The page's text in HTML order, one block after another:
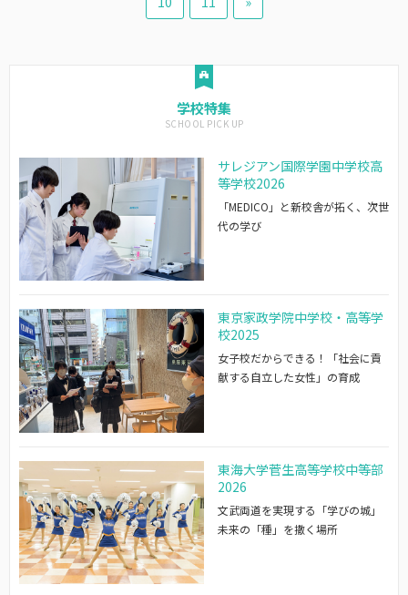
学校特集
サレジアン国際学園中学校高
等学校2026
「MEDICO」と新校舎が拓く、次世
代の学び
東京家政学院中学校・高等学
校2025
女子校だからできる！「社会に貢
献する自立した女性」の育成
東海大学菅生高等学校中等部
2026
文武両道を実現する「学びの城」
未来の「種」を撒く場所